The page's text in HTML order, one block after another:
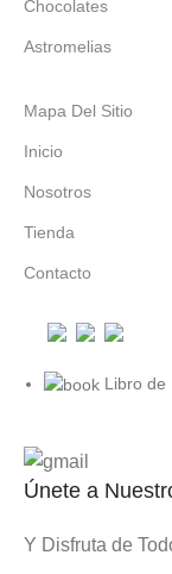
Chocolates
Astromelias
Mapa Del Sitio
Inicio
Nosotros
Tienda
Contacto
Libro de
Únete a
Y Disfruta de